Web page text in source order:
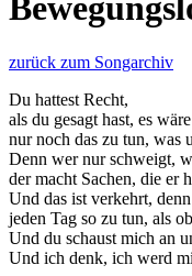
zurück zum Songarchiv
Du hattest Recht,
als du gesagt hast, es
nur noch das zu tun, was
Denn wer nur schweigt,
der macht Sachen, die er
Und das ist verkehrt,
jeden Tag so zu tun, als
Und du schaust mich an
Und ich denk, ich werd